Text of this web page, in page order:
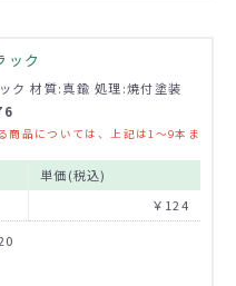
ック
ク 材質:真鍮 処理:焼付塗装
商品については、上記は1～9本ま
単価(税込)
￥124